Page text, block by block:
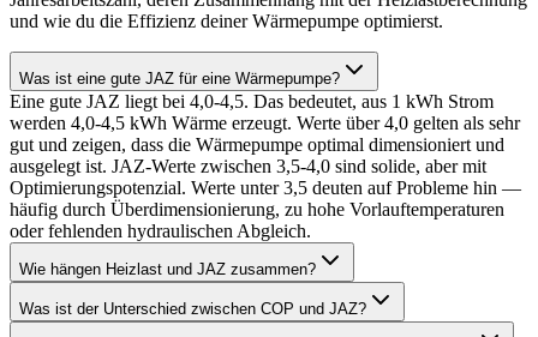
und wie du die Effizienz deiner Wärmepumpe optimierst.
Was ist eine gute JAZ für eine Wärmepumpe?
Eine gute JAZ liegt bei 4,0-4,5. Das bedeutet, aus 1 kWh Strom
werden 4,0-4,5 kWh Wärme erzeugt. Werte über 4,0 gelten als sehr
gut und zeigen, dass die Wärmepumpe optimal dimensioniert und
ausgelegt ist. JAZ-Werte zwischen 3,5-4,0 sind solide, aber mit
Optimierungspotenzial. Werte unter 3,5 deuten auf Probleme hin —
häufig durch Überdimensionierung, zu hohe Vorlauftemperaturen
oder fehlenden hydraulischen Abgleich.
Wie hängen Heizlast und JAZ zusammen?
Was ist der Unterschied zwischen COP und JAZ?